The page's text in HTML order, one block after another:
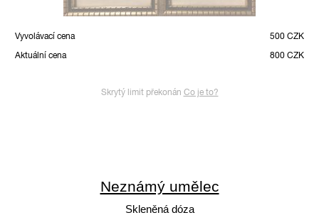
Vyvolávací cena
500 CZK
Aktuální cena
800 CZK
Skrytý limit překonán Co je to?
Neznámý umělec
Skleněná dóza